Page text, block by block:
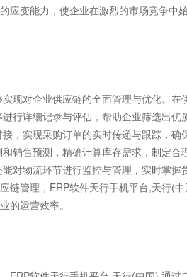
应变能力，使企业在激烈的市场竞争中
现对企业供应链的全面管理与优化。在
行详细记录与评估，帮助企业筛选出优
，实现采购订单的实时传递与跟踪，确
销售预测，精确计算库存需求，制定合
对物流环节进行监控与管理，实时掌握
链管理，ERP软件天行手机平台,天行(中
的运营效率。